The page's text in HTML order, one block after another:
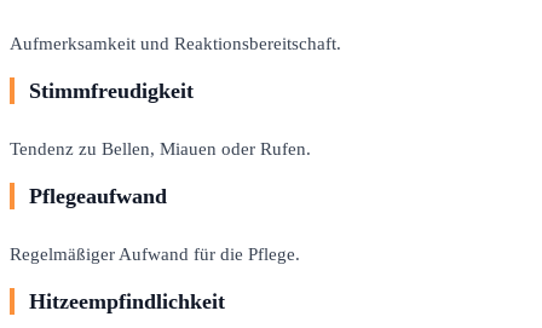
Aufmerksamkeit und Reaktionsbereitschaft.
Stimmfreudigkeit
Tendenz zu Bellen, Miauen oder Rufen.
Pflegeaufwand
Regelmäßiger Aufwand für die Pflege.
Hitzeempfindlichkeit